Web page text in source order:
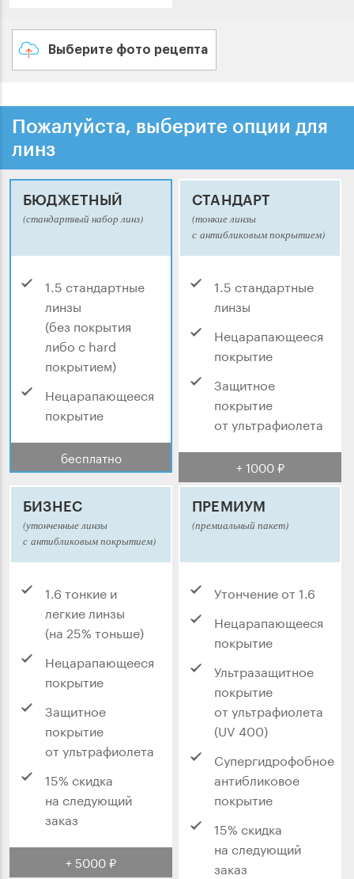
Выберите фото рецепта
Пожалуйста, выберите опции для
линз
БЮДЖЕТНЫЙ
(стандартный набор линз)
1.5 стандартные
линзы
(без покрытия
либо с hard
покрытием)
Нецарапающееся
покрытие
бесплатно
СТАНДАРТ
(тонкие линзы
с антибликовым покрытием)
1.5 стандартные
линзы
Нецарапающееся
покрытие
Защитное
покрытие
от ультрафиолета
+ 1000 ₽
БИЗНЕС
(утонченные линзы
с антибликовым покрытием)
1.6 тонкие и
легкие линзы
(на 25% тоньше)
Нецарапающееся
покрытие
Защитное
покрытие
от ультрафиолета
15% скидка
на следующий
заказ
+ 5000 ₽
ПРЕМИУМ
(премиальный пакет)
Утончение от 1.6
Нецарапающееся
покрытие
Ультразащитное
покрытие
от ультрафиолета
(UV 400)
Супергидрофобное
антибликовое
покрытие
15% скидка
на следующий
заказ